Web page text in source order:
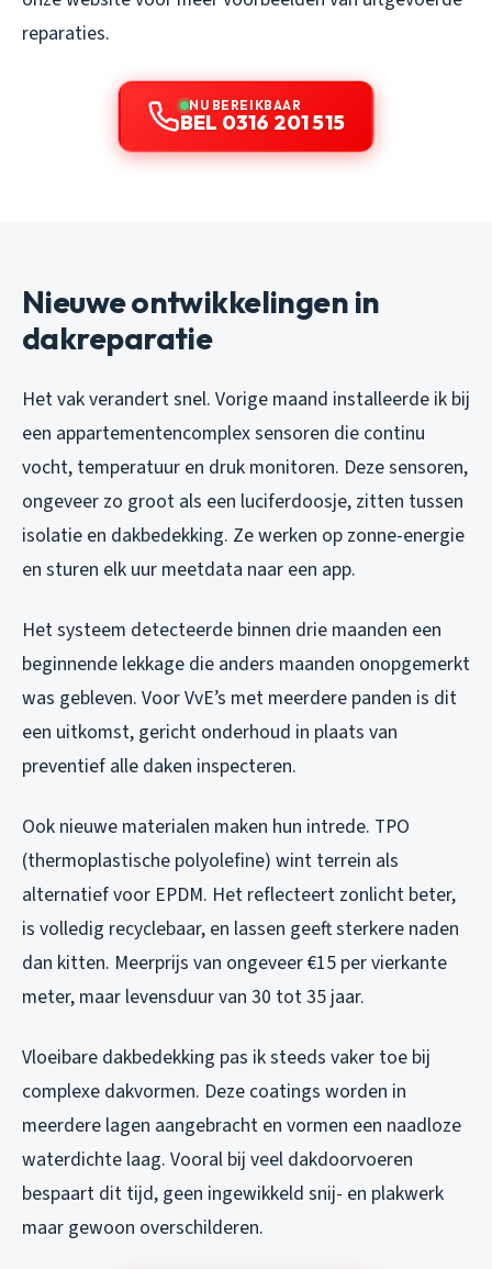
reparaties.
NU BEREIKBAAR
BEL 0316 201 515
Nieuwe ontwikkelingen in
dakreparatie
Het vak verandert snel. Vorige maand installeerde ik bij
een appartementencomplex sensoren die continu
vocht, temperatuur en druk monitoren. Deze sensoren,
ongeveer zo groot als een luciferdoosje, zitten tussen
isolatie en dakbedekking. Ze werken op zonne-energie
en sturen elk uur meetdata naar een app.
Het systeem detecteerde binnen drie maanden een
beginnende lekkage die anders maanden onopgemerkt
was gebleven. Voor VvE’s met meerdere panden is dit
een uitkomst, gericht onderhoud in plaats van
preventief alle daken inspecteren.
Ook nieuwe materialen maken hun intrede. TPO
(thermoplastische polyolefine) wint terrein als
alternatief voor EPDM. Het reflecteert zonlicht beter,
is volledig recyclebaar, en lassen geeft sterkere naden
dan kitten. Meerprijs van ongeveer €15 per vierkante
meter, maar levensduur van 30 tot 35 jaar.
Vloeibare dakbedekking pas ik steeds vaker toe bij
complexe dakvormen. Deze coatings worden in
meerdere lagen aangebracht en vormen een naadloze
waterdichte laag. Vooral bij veel dakdoorvoeren
bespaart dit tijd, geen ingewikkeld snij- en plakwerk
maar gewoon overschilderen.